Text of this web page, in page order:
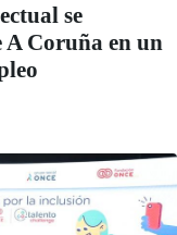
se
Coruña en un